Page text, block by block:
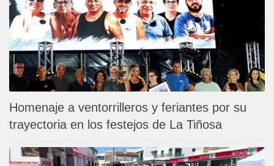
Homenaje a ventorrilleros y feriantes por su
trayectoria en los festejos de La Tiñosa